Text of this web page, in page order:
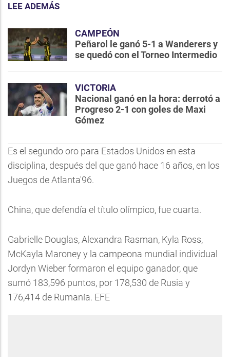
LEE ADEMÁS
CAMPEÓN
Peñarol le ganó 5-1 a Wanderers y
se quedó con el Torneo Intermedio
VICTORIA
Nacional ganó en la hora: derrotó a
Progreso 2-1 con goles de Maxi
Gómez
Es el segundo oro para Estados Unidos en esta
disciplina, después del que ganó hace 16 años, en los
Juegos de Atlanta'96.
China, que defendía el título olímpico, fue cuarta.
Gabrielle Douglas, Alexandra Rasman, Kyla Ross,
McKayla Maroney y la campeona mundial individual
Jordyn Wieber formaron el equipo ganador, que
sumó 183,596 puntos, por 178,530 de Rusia y
176,414 de Rumanía. EFE